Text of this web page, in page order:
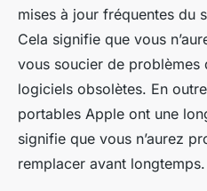
mises à jour fréquentes du
Cela signifie que vous
vous soucier de
logiciels obsolètes. En
portables Apple ont une
signifie que vous n’aurez
remplacer avant longtemps.